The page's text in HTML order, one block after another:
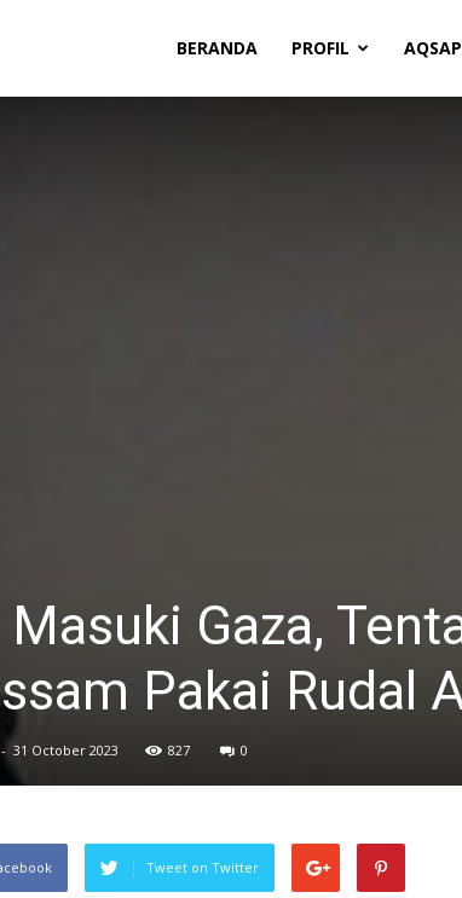
BERANDA PROFIL
Masuki Gaza,
Pakai Rudal
- 31 October 2023 827 0
Tweet on Twitter